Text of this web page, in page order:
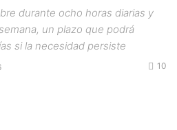
durante ocho horas diarias y
un plazo que podrá
si la necesidad persiste
10